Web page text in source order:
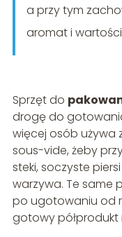
a przy tym
aromat i
Sprzęt do
drogę do
więcej osób używa
sous-vide, żeby
steki, soczyste
warzywa. Te same
po ugotowaniu od
gotowy półprodukt